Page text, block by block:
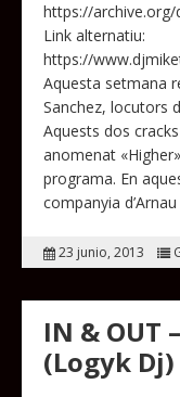
https://archive.org/
Link alternatiu:
https://
Aquesta setmana
Sanchez, locutors
Aquests dos
anomenat
programa. En
companyia
23 junio, 2013
IN & OUT
(Logyk Dj)